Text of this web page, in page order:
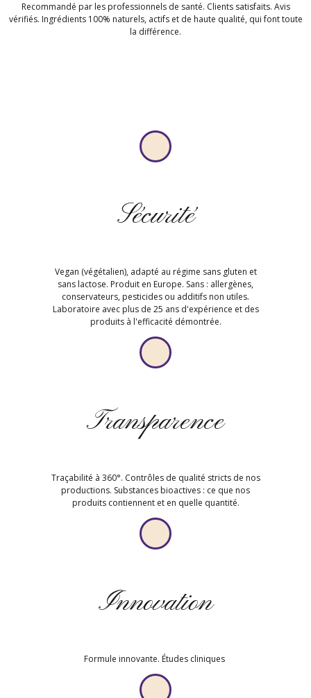
Recommandé par les professionnels de santé. Clients satisfaits. Avis
vérifiés. Ingrédients 100% naturels, actifs et de haute qualité, qui font toute
la différence.
Sécurité
Vegan (végétalien), adapté au régime sans gluten et
sans lactose. Produit en Europe. Sans : allergènes,
conservateurs, pesticides ou additifs non utiles.
Laboratoire avec plus de 25 ans d'expérience et des
produits à l'efficacité démontrée.
Transparence
Traçabilité à 360°. Contrôles de qualité stricts de nos
productions. Substances bioactives : ce que nos
produits contiennent et en quelle quantité.
Innovation
Formule innovante. Études cliniques